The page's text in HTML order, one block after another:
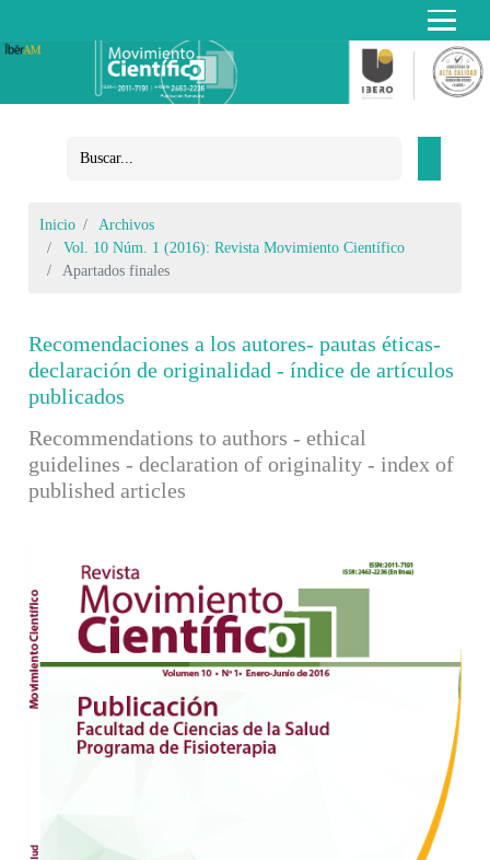
Inicio
Archivos
Vol. 10 Núm. 1 (2016): Revista Movimiento Científico
Apartados finales
Recomendaciones a los autores- pautas éticas-
declaración de originalidad - índice de artículos
publicados
Recommendations to authors - ethical
guidelines - declaration of originality - index of
published articles
Barra lateral del artículo